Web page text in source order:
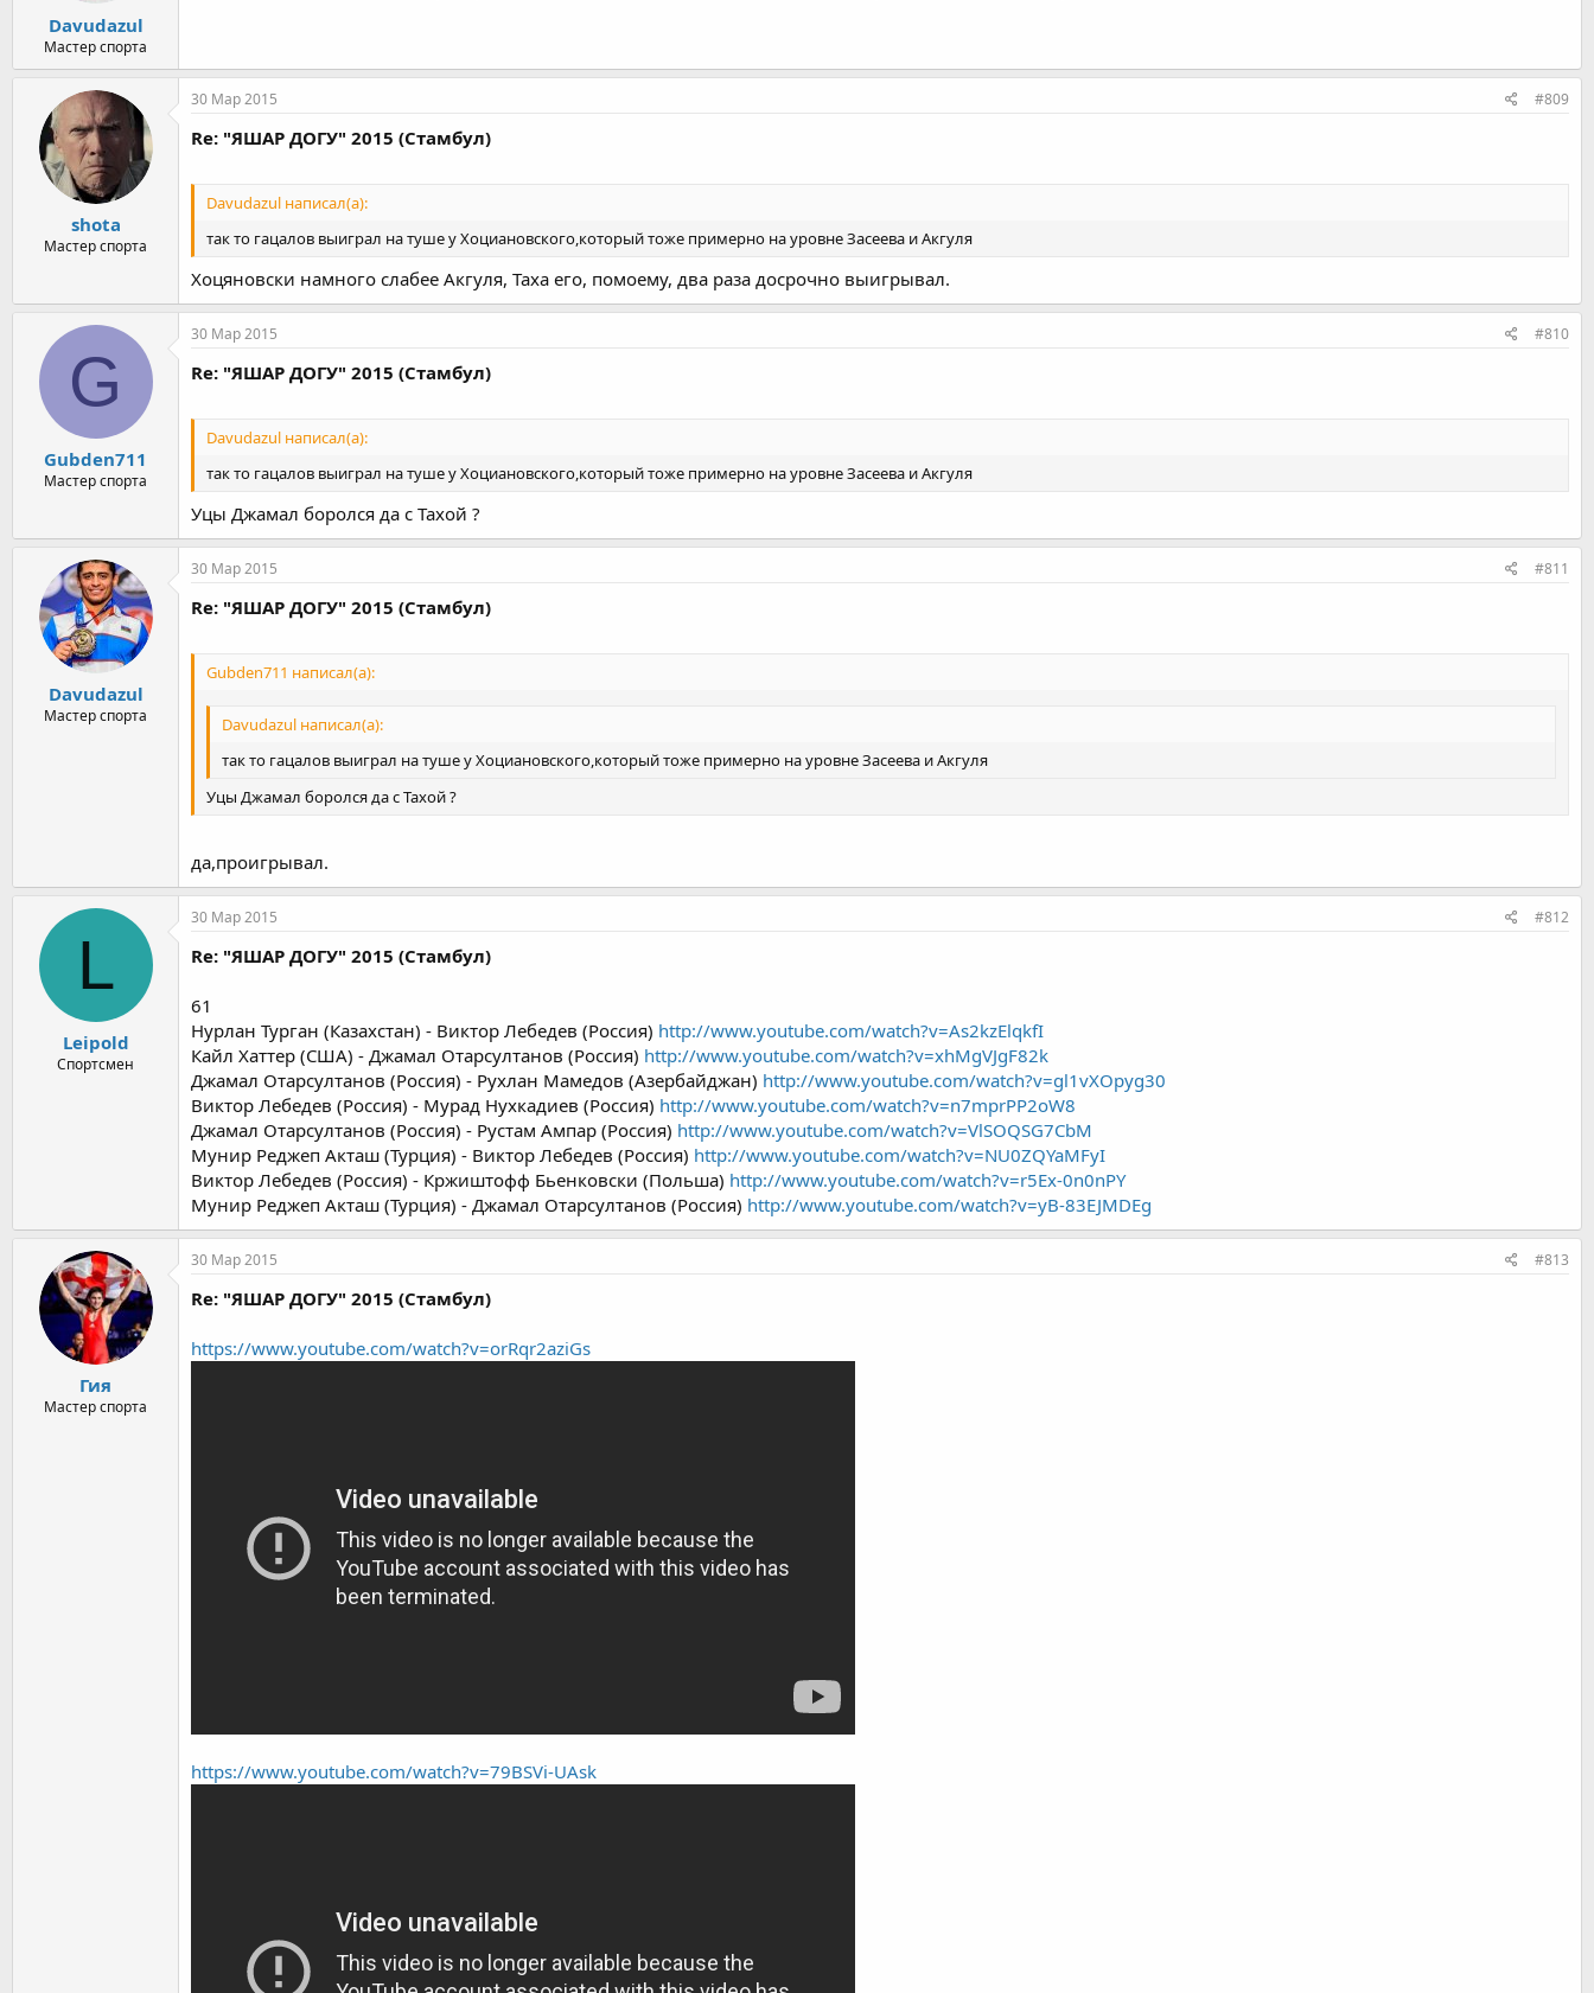
Davudazul
Мастер спорта
shota
Мастер спорта
30 Мар 2015 #809
Re: "ЯШАР ДОГУ" 2015 (Стамбул)
Davudazul написал(а):
так то гацалов выиграл на туше у Хоциановского,который тоже примерно на уровне Засеева и Акгуля
Хоцяновски намного слабее Акгуля, Таха его, помоему, два раза досрочно выигрывал.
G
Gubden711
Мастер спорта
30 Мар 2015 #810
Re: "ЯШАР ДОГУ" 2015 (Стамбул)
Davudazul написал(а):
так то гацалов выиграл на туше у Хоциановского,который тоже примерно на уровне Засеева и Акгуля
Уцы Джамал боролся да с Тахой ?
Davudazul
Мастер спорта
30 Мар 2015 #811
Re: "ЯШАР ДОГУ" 2015 (Стамбул)
Gubden711 написал(а):
Davudazul написал(а):
так то гацалов выиграл на туше у Хоциановского,который тоже примерно на уровне Засеева и Акгуля
Уцы Джамал боролся да с Тахой ?
да,проигрывал.
L
Leipold
Спортсмен
30 Мар 2015 #812
Re: "ЯШАР ДОГУ" 2015 (Стамбул)
61
Нурлан Турган (Казахстан) - Виктор Лебедев (Россия) http://www.youtube.com/watch?v=As2kzElqkfI
Кайл Хаттер (США) - Джамал Отарсултанов (Россия) http://www.youtube.com/watch?v=xhMgVJgF82k
Джамал Отарсултанов (Россия) - Рухлан Мамедов (Азербайджан) http://www.youtube.com/watch?v=gl1vXOpyg30
Виктор Лебедев (Россия) - Мурад Нухкадиев (Россия) http://www.youtube.com/watch?v=n7mprPP2oW8
Джамал Отарсултанов (Россия) - Рустам Ампар (Россия) http://www.youtube.com/watch?v=VlSOQSG7CbM
Мунир Реджеп Акташ (Турция) - Виктор Лебедев (Россия) http://www.youtube.com/watch?v=NU0ZQYaMFyI
Виктор Лебедев (Россия) - Кржиштофф Бьенковски (Польша) http://www.youtube.com/watch?v=r5Ex-0n0nPY
Мунир Реджеп Акташ (Турция) - Джамал Отарсултанов (Россия) http://www.youtube.com/watch?v=yB-83EJMDEg
Гия
Мастер спорта
30 Мар 2015 #813
Re: "ЯШАР ДОГУ" 2015 (Стамбул)
https://www.youtube.com/watch?v=orRqr2aziGs
https://www.youtube.com/watch?v=79BSVi-UAsk